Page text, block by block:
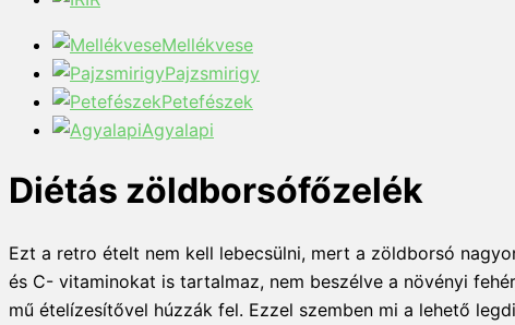
Mellékvese
Pajzsmirigy
Petefészek
Agyalapi
Diétás zöldborsófőzelék
Ezt a retro ételt nem kell lebecsülni, mert a zöldborsó
és C- vitaminokat is tartalmaz, nem beszélve a növényi
mű ételízesítővel húzzák fel. Ezzel szemben mi a lehető